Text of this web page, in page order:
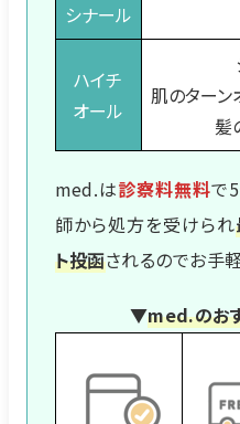
シナール
ハイチ
オール
肌のターン
髪
med.は診察料無料で
師から処方を受けられ
ト投函されるのでお手
▼med.のお